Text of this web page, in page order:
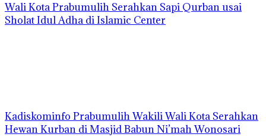
Wali Kota Prabumulih Serahkan Sapi Qurban usai
Sholat Idul Adha di Islamic Center
Kadiskominfo Prabumulih Wakili Wali Kota Serahkan
Hewan Kurban di Masjid Babun Ni’mah Wonosari